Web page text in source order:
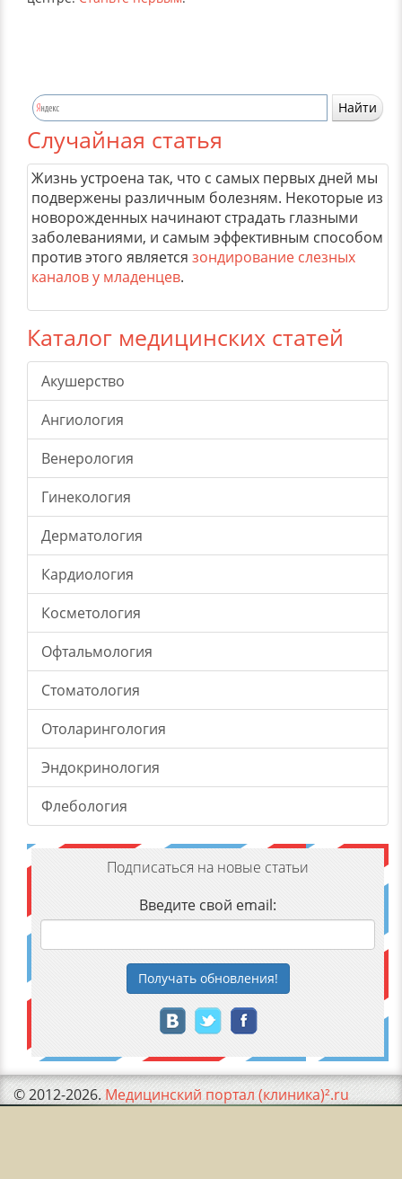
Случайная статья
Жизнь устроена так, что с самых первых дней мы
подвержены различным болезням. Некоторые из
новорожденных начинают страдать глазными
заболеваниями, и самым эффективным способом
против этого является зондирование слезных
каналов у младенцев.
Каталог медицинских статей
Акушерство
Ангиология
Венерология
Гинекология
Дерматология
Кардиология
Косметология
Офтальмология
Стоматология
Отоларингология
Эндокринология
Флебология
Подписаться на новые статьи
Введите свой email:
Получатьобновления!
© 2012-2026. Медицинский портал (клиника)².ru